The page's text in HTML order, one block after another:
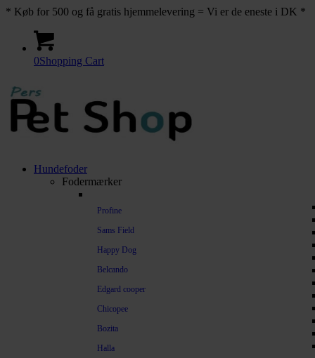
* Køb for 500 og få gratis hjemmelevering = Vi er de eneste i DK *
0Shopping Cart
Hundefoder
Fodermærker
Profine
Sams Field
Happy Dog
Belcando
Edgard cooper
Chicopee
Bozita
Halla